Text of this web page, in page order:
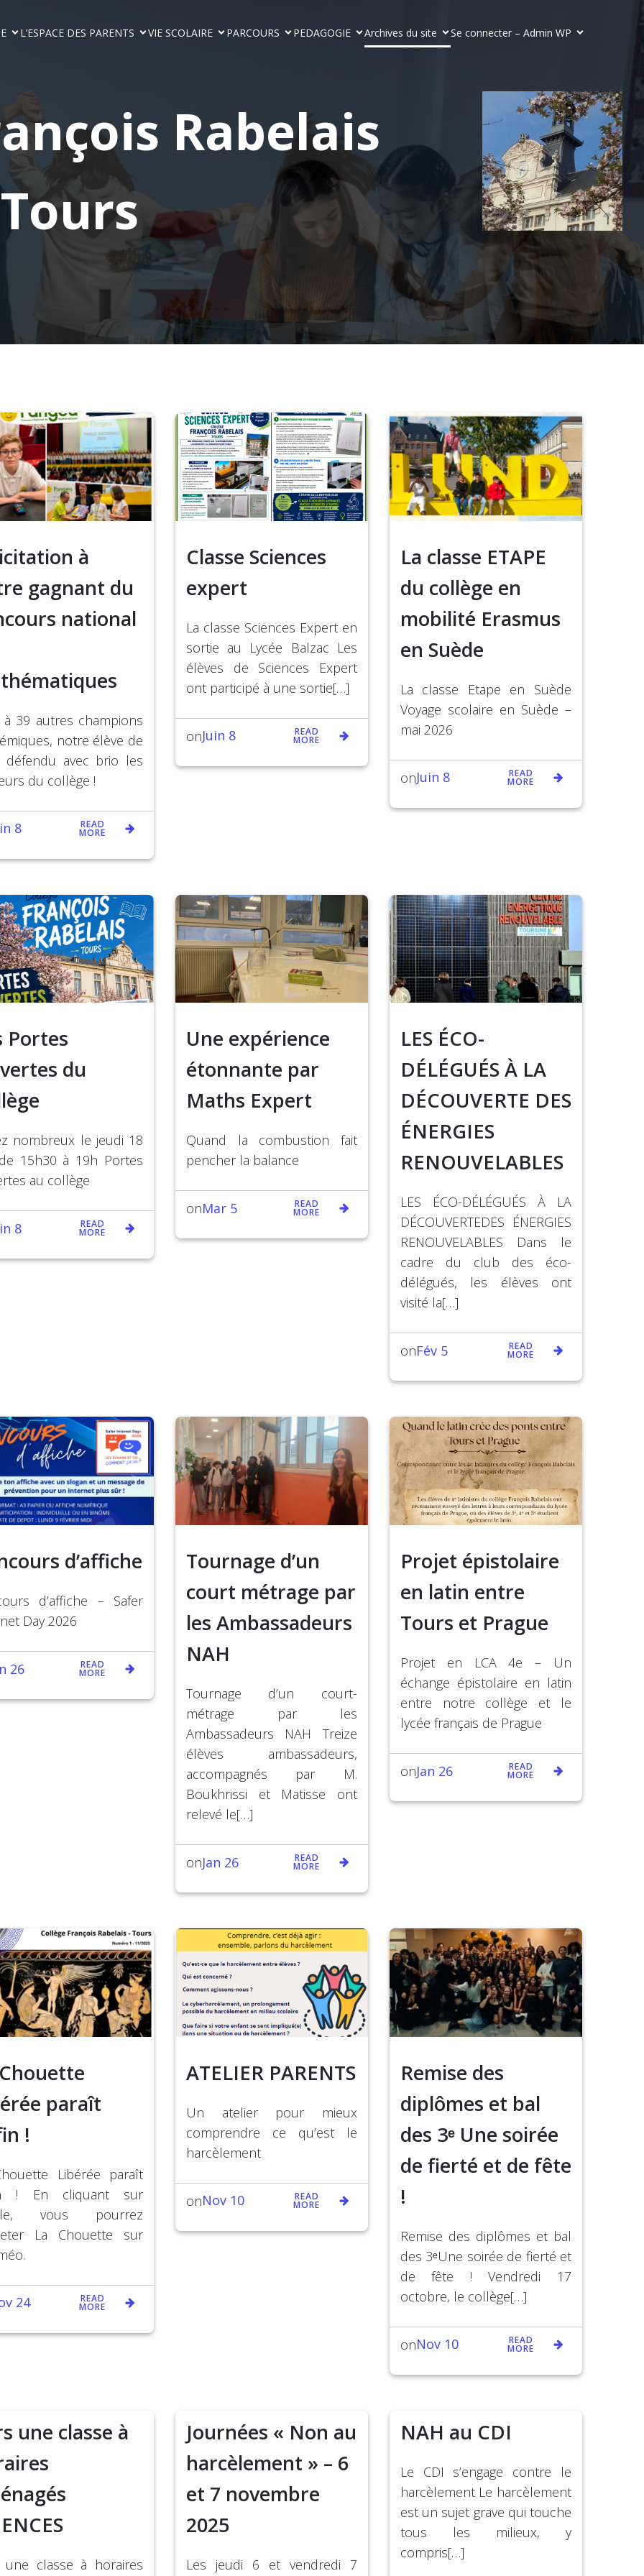
L’ESPACE DES PARENTS VIE SCOLAIRE PARCOURS PEDAGOGIE Archives du site Se connecter – Admin WP
Rabelais
Tours
à
gagnant du
national
à 39 autres champions
notre élève de
défendu avec brio les
du collège !
8 READ
MORE
Classe Sciences
expert
La classe Sciences Expert en
sortie au Lycée Balzac Les
élèves de Sciences Expert
ont participé à une sortie[…]
onJuin 8 READ
MORE
La classe ETAPE
du collège en
mobilité Erasmus
en Suède
La classe Etape en Suède
Voyage scolaire en Suède –
mai 2026
onJuin 8 READ
MORE
Portes
du
nombreux le jeudi 18
15h30 à 19h Portes
au collège
8 READ
MORE
Une expérience
étonnante par
Maths Expert
Quand la combustion fait
pencher la balance
onMar 5 READ
MORE
LES ÉCO-
DÉLÉGUÉS À LA
DÉCOUVERTE DES
ÉNERGIES
RENOUVELABLES
LES ÉCO-DÉLÉGUÉS À LA
DÉCOUVERTEDES ÉNERGIES
RENOUVELABLES Dans le
cadre du club des éco-
délégués, les élèves ont
visité la[…]
onFév 5 READ
MORE
d’affiche
d’affiche – Safer
Day 2026
26 READ
MORE
Tournage d’un
court métrage par
les Ambassadeurs
NAH
Tournage d’un court-
métrage par les
Ambassadeurs NAH Treize
élèves ambassadeurs,
accompagnés par M.
Boukhrissi et Matisse ont
relevé le[…]
onJan 26 READ
MORE
Projet épistolaire
en latin entre
Tours et Prague
Projet en LCA 4e – Un
échange épistolaire en latin
entre notre collège et le
lycée français de Prague
onJan 26 READ
MORE
paraît
!
Libérée paraît
! En cliquant sur
vous pourrez
La Chouette sur
24 READ
MORE
ATELIER PARENTS
Un atelier pour mieux
comprendre ce qu’est le
harcèlement
onNov 10 READ
MORE
Remise des
diplômes et bal
des 3ᵉ Une soirée
de fierté et de fête
!
Remise des diplômes et bal
des 3ᵉUne soirée de fierté et
de fête ! Vendredi 17
octobre, le collège[…]
onNov 10 READ
MORE
une classe à
une classe à horaires
Journées « Non au
harcèlement » – 6
et 7 novembre
2025
Les jeudi 6 et vendredi 7
NAH au CDI
Le CDI s’engage contre le
harcèlement Le harcèlement
est un sujet grave qui touche
tous les milieux, y
compris[…]